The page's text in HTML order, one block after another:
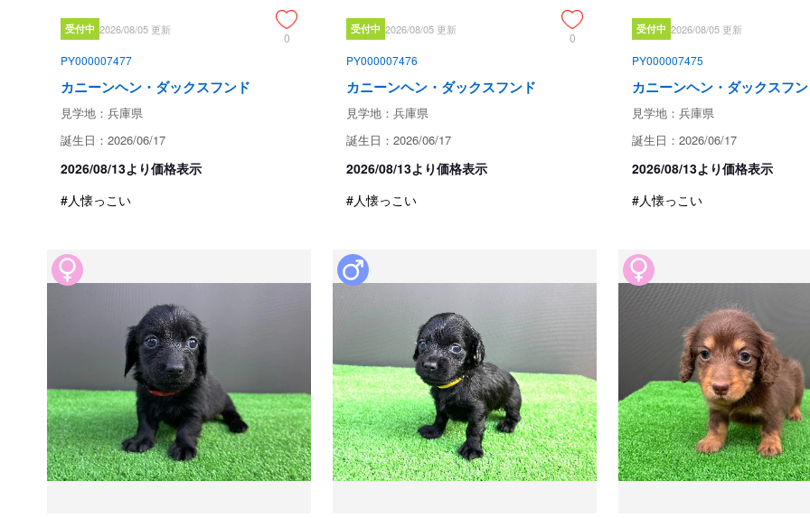
◎父犬　ブラックソリッド　　　
◎母犬　イエロー　　　　　　
◎両親ともPRAはクリアで子犬
◎ 自然環境に恵まれた犬舎で母
◎ご見学も大歓迎致します(事前
◎子犬のお引き渡しの際には現
成約済の
保証とサポート
生体保証内容
準備中
見学、受け渡しについ
受付中 2026/08/05 更新
0
PY000007477
カニーンヘン・ダックスフンド
見学地：兵庫県
誕生日：2026/06/17
2026/08/13より価格表示
#人懐っこい
受付中 2026/08/05 更新
0
PY000007476
カニーンヘン・ダックスフンド
見学地：兵庫県
誕生日：2026/06/17
2026/08/13より価格表示
#人懐っこい
受付中 2026/08/05 更新
PY000007475
カニーンヘン・ダックスフ
見学地：兵庫県
誕生日：2026/06/17
2026/08/13より価格表示
#人懐っこい